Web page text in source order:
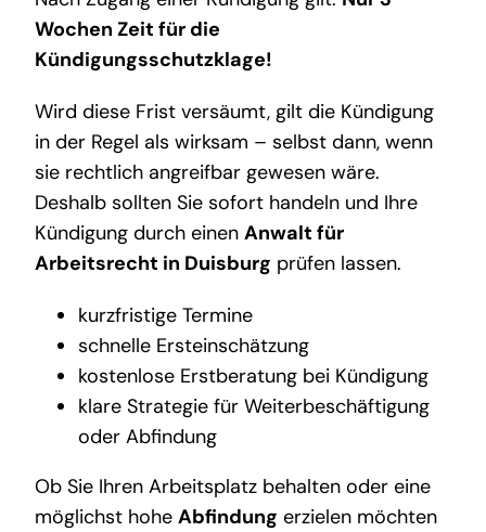
Wochen Zeit für die
Kündigungsschutzklage!
Wird diese Frist versäumt, gilt die Kündigung
in der Regel als wirksam – selbst dann, wenn
sie rechtlich angreifbar gewesen wäre.
Deshalb sollten Sie sofort handeln und Ihre
Kündigung durch einen Anwalt für
Arbeitsrecht in Duisburg prüfen lassen.
kurzfristige Termine
schnelle Ersteinschätzung
kostenlose Erstberatung bei Kündigung
klare Strategie für Weiterbeschäftigung
oder Abfindung
Ob Sie Ihren Arbeitsplatz behalten oder eine
möglichst hohe Abfindung erzielen möchten